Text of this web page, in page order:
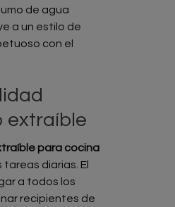
de agua
a un estilo de
con el
extraíble
para cocina
diarias. El
a todos los
recipientes de